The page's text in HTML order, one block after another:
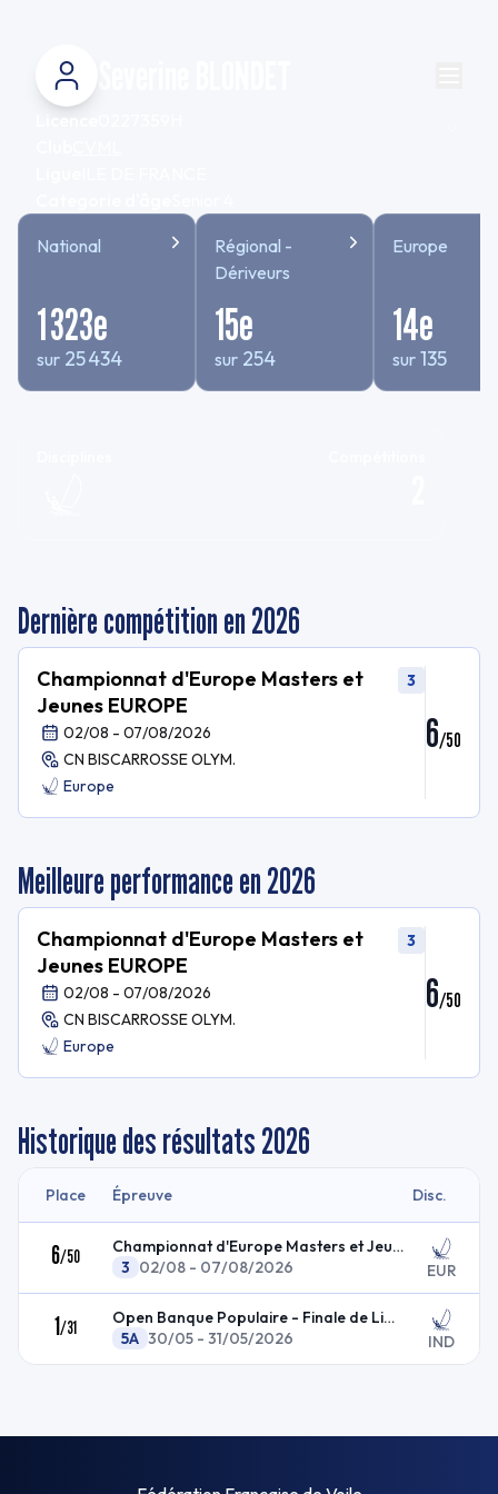
National
1 323e
sur 25 434
Régional -
Dériveurs
15e
sur 254
Europe
14e
sur 135
Dernière compétition en 2026
Championnat d'Europe Masters et
Jeunes EUROPE
3
02/08 - 07/08/2026
CN BISCARROSSE OLYM.
Europe
6/50
Meilleure performance en 2026
Championnat d'Europe Masters et
Jeunes EUROPE
3
02/08 - 07/08/2026
CN BISCARROSSE OLYM.
Europe
6/50
Historique des résultats2026
Place Épreuve Disc.
6/50
Championnat d'Europe Masters et Jeunes EUROPE
3 02/08 - 07/08/2026 EUR
1/31
Open Banque Populaire - Finale de Ligue
5A 30/05 - 31/05/2026 IND